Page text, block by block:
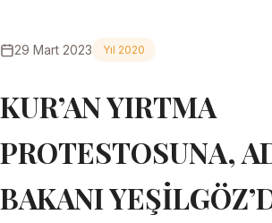
29 Mart 2023 Yıl 2020
KUR’AN YIRTMA
PROTESTOSUNA,
BAKANI